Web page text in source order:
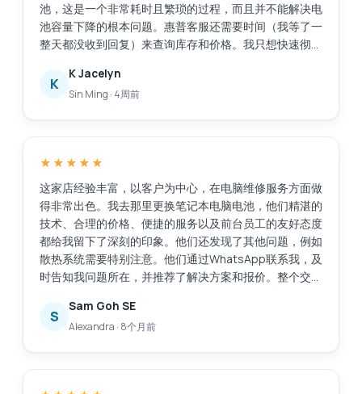
池，这是一个非常耗时且繁琐的过程，而且并不能解决电
池容量下降的根本问题。惠普客服还需要时间（我等了一
整天都没收到回复）来查询库存和价格。我只想快速彻底
到了Esmond服务中心，评价很好。他们响应迅速，而且
提供了有用的建议。他们在2小时内将电池送到了
题时，他们也提供了售后服务。不像有些商家，买完东西
就置之不理。服务很棒，以后如果需要维修笔记本电脑，
我还会选择他们。
K
K Jacelyn
Sin Ming · 4周前
★★★★★
这家店经验丰富，以客户为中心，在电脑维修服务方面做
得非常出色。我去那里更换笔记本电脑电池，他们精湛的
技术、合理的价格、便捷的服务以及前台员工的友好态度
都给我留下了深刻的印象。他们还发现了其他问题，例如
散热系统需要特别注意。他们通过WhatsApp联系我，及
时告知我问题所在，并推荐了解决方案和报价。整个交易
常迅速，原本预计需要30分钟，加上额外的维修任务后
又花了20分钟，这完全可以接受，因为我们可以在商场
S
Sam Goh SE
Alexandra · 8个月前